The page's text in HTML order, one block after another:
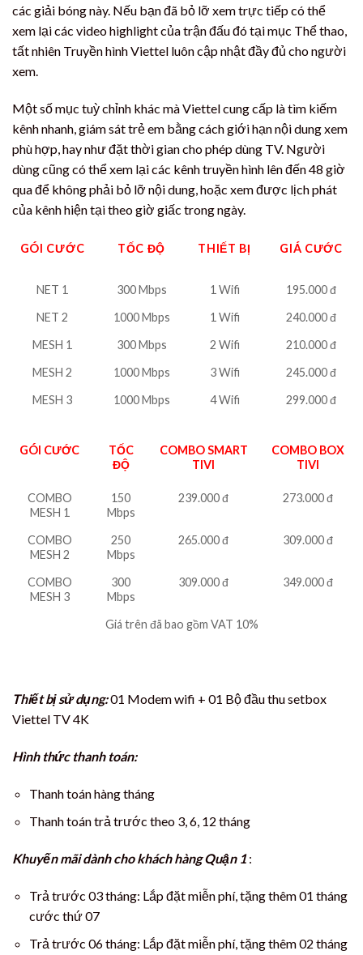
các giải bóng này. Nếu bạn đã bỏ lỡ xem trực tiếp có thể
xem lại các video highlight của trận đấu đó tại mục Thể thao,
tất nhiên Truyền hình Viettel luôn cập nhật đầy đủ cho người
xem.
Một số mục tuỳ chỉnh khác mà Viettel cung cấp là tìm kiếm
kênh nhanh, giám sát trẻ em bằng cách giới hạn nội dung xem
phù hợp, hay như đặt thời gian cho phép dùng TV. Người
dùng cũng có thể xem lại các kênh truyền hình lên đến 48 giờ
qua để không phải bỏ lỡ nội dung, hoặc xem được lịch phát
của kênh hiện tại theo giờ giấc trong ngày.
GÓI CƯỚC TỐC ĐỘ THIẾT BỊ GIÁ CƯỚC
NET 1 300 Mbps 1 Wifi
195.000 đ
NET 2
1000 Mbps 1 Wifi
240.000 đ
MESH 1
300 Mbps 2 Wifi
210.000 đ
MESH 2
1000 Mbps 3 Wifi
245.000 đ
MESH 3
1000 Mbps 4 Wifi 299.000 đ
GÓI CƯỚC
TỐC
ĐỘ
COMBO SMART
TIVI
COMBO BOX
TIVI
COMBO
MESH 1
150
Mbps
239.000 đ 273.000 đ
COMBO
MESH 2
250
Mbps
265.000 đ 309.000 đ
COMBO
MESH 3
300
Mbps
309.000 đ 349.000 đ
Giá trên đã bao gồm VAT 10%
Thiết bị sử dụng:01 Modem wifi + 01 Bộ đầu thu setbox
Viettel TV 4K
Hình thức thanh toán:
Thanh toán hàng tháng
Thanh toán trả trước theo 3, 6, 12 tháng
Khuyến mãi dành cho khách hàng Quận 1:
Trả trước 03 tháng: Lắp đặt miễn phí, tặng thêm 01 tháng
cước thứ 07
Trả trước 06 tháng: Lắp đặt miễn phí, tặng thêm 02 tháng